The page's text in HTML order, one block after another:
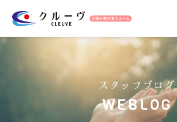
スタッフブログ
WEBLOG